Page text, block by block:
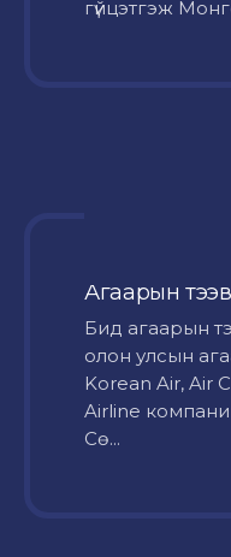
гүйцэтгэж
Агаарын
Бид агаарын
олон улсын
Korean Air, Air
Airline
Сө...